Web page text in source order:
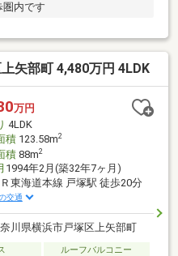
圏内です
矢部町 4,480万円 4LDK
万円
4LDK
積123.58m2
積88m2
1994年2月(築32年7ヶ月)
Ｒ東海道本線 戸塚駅 徒歩20分
交通
川県横浜市戸塚区上矢部町
ルーフバルコニー